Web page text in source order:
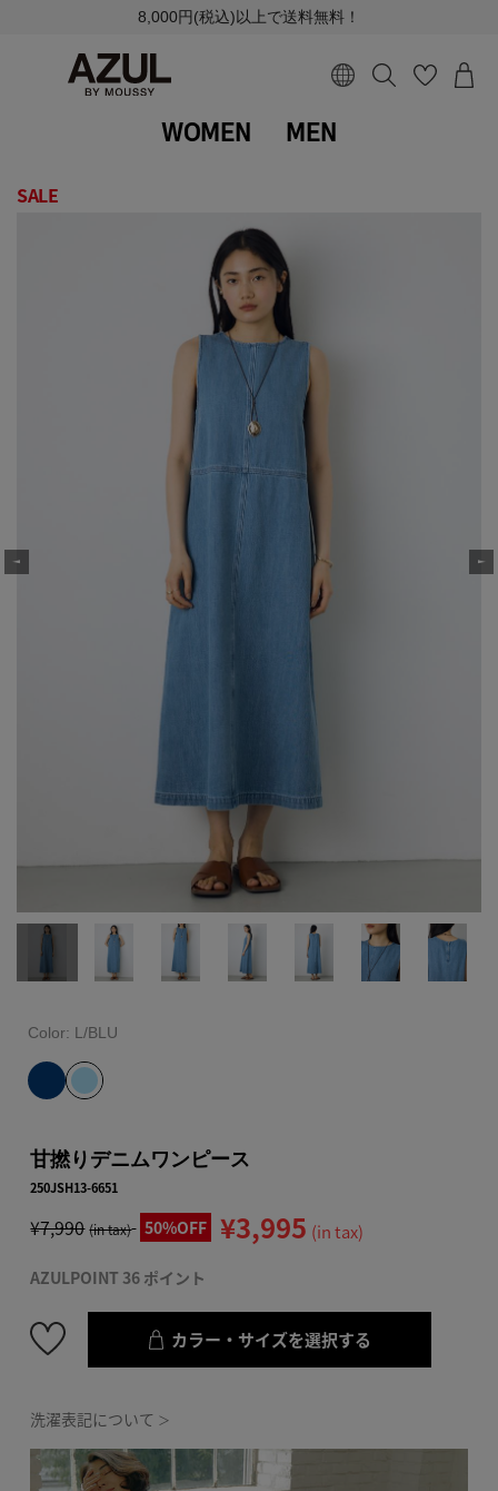
8,000円(税込)以上で送料無料！
WOMEN MEN
SALE
Color: L/BLU
甘撚りデニムワンピース
250JSH13-6651
¥7,990 (in tax) 50%OFF ¥3,995 (in tax)
AZULPOINT 36 ポイント
カラー・サイズを選択する
洗濯表記について ＞